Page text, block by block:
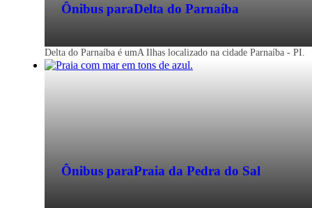
Ônibus paraDelta do Parnaíba
Delta do Parnaíba é umA Ilhas localizado na cidade Parnaíba - PI.
Ônibus paraPraia da Pedra do Sal